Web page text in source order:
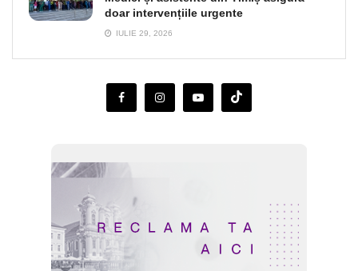
doar intervențiile urgente
IULIE 29, 2026